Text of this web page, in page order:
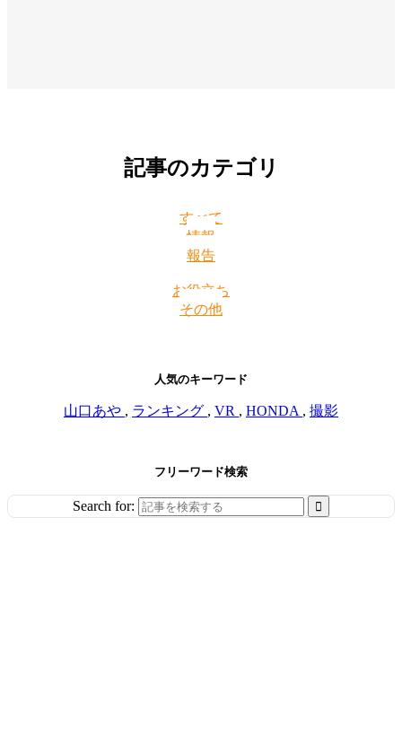
記事のカテゴリ
すべて
情報
報告
お役立ち
その他
人気のキーワード
山口あや , ランキング , VR , HONDA , 撮影
フリーワード検索
Search for: